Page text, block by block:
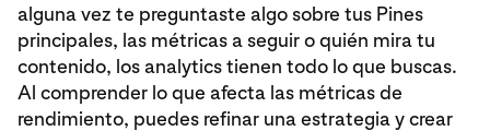
alguna vez te preguntaste algo sobre tus Pines
principales, las métricas a seguir o quién mira tu
contenido, los analytics tienen todo lo que buscas.
Al comprender lo que afecta las métricas de
rendimiento, puedes refinar una estrategia y crear